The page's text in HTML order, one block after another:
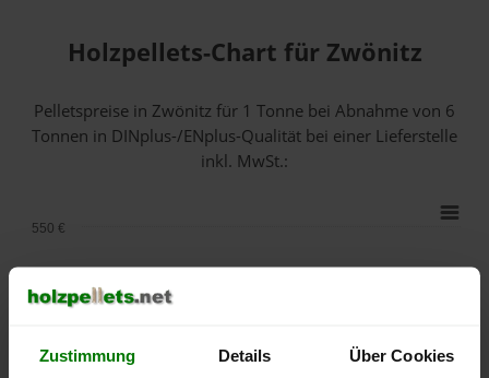
Zustimmung Details Über Cookies
Holzpellets-Chart für Zwönitz
Pelletspreise in Zwönitz für 1 Tonne bei Abnahmevon 6
Tonnen in DINplus-/ENplus-Qualität bei einer Lieferstelle
inkl. MwSt.:
550 €